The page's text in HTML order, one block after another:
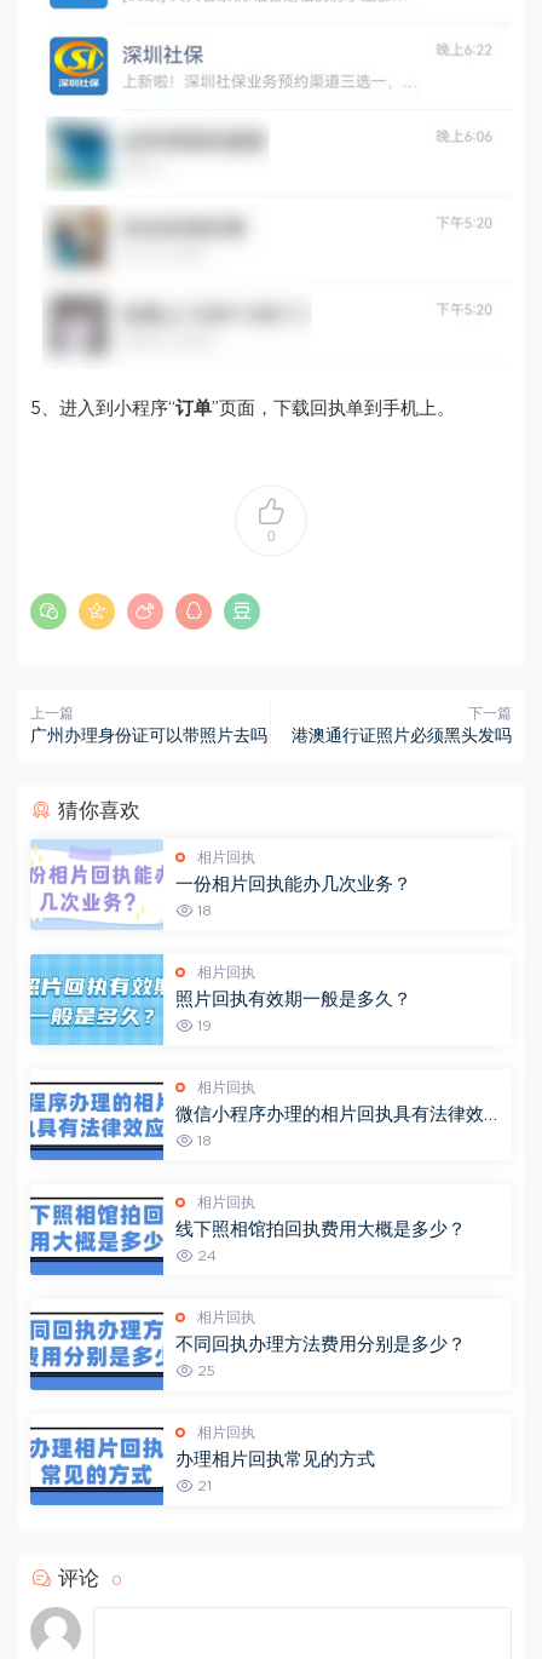
5、进入到小程序“订单”页面，下载回执单到手机上。
0
上一篇
广州办理身份证可以带照片去吗
下一篇
港澳通行证照片必须黑头发吗
猜你喜欢
相片回执
一份相片回执能办几次业务？
18
相片回执
照片回执有效期一般是多久？
19
相片回执
微信小程序办理的相片回执具有法律效应
吗？
18
相片回执
线下照相馆拍回执费用大概是多少？
24
相片回执
不同回执办理方法费用分别是多少？
25
相片回执
办理相片回执常见的方式
21
评论 0